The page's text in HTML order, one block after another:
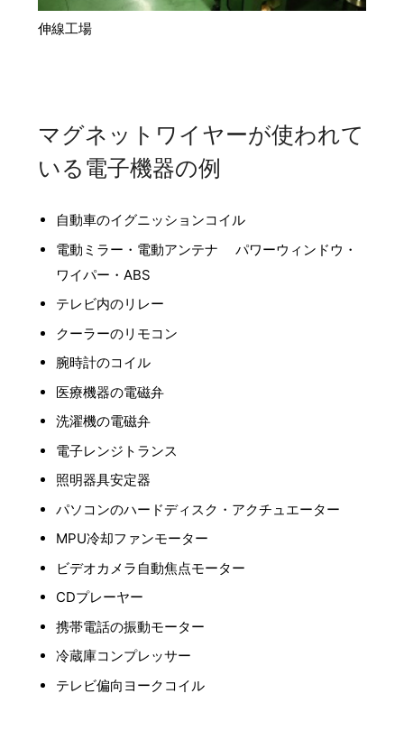
伸線工場
マグネットワイヤーが使われて
いる電子機器の例
自動車のイグニッションコイル
電動ミラー・電動アンテナ パワーウィンドウ・
ワイパー・ABS
テレビ内のリレー
クーラーのリモコン
腕時計のコイル
医療機器の電磁弁
洗濯機の電磁弁
電子レンジトランス
照明器具安定器
パソコンのハードディスク・アクチュエーター
MPU冷却ファンモーター
ビデオカメラ自動焦点モーター
CDプレーヤー
携帯電話の振動モーター
冷蔵庫コンプレッサー
テレビ偏向ヨークコイル